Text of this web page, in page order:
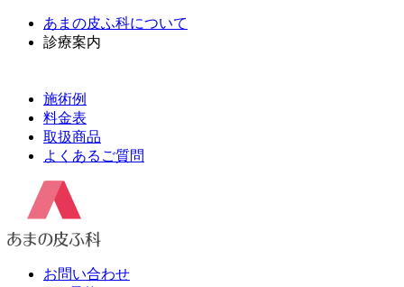
あまの皮ふ科について
診療案内
施術例
料金表
取扱商品
よくあるご質問
お問い合わせ